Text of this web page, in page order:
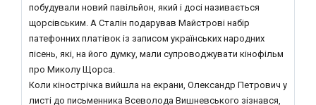
побудували новий павільйон, який і досі називається
щорсівським. А Сталін подарував Майстрові набір
патефонних платівок із записом українських народних
пісень, які, на його думку, мали супроводжувати кінофільм
про Миколу Щорса.
Коли кінострічка вийшла на екрани, Олександр Петрович у
листі до письменника Всеволода Вишневського зізнався,